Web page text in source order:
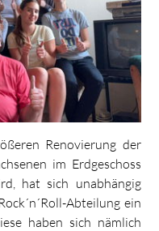
Renovierung der
im Erdgeschoss
hat sich unabhängig
Abteilung ein
haben sich nämlich